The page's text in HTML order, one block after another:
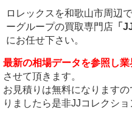
ロレックスを和歌山市周辺
ーグループの買取専門店 「
にお任せ下さい。
最新の相場データを参照し
させて頂きます。
お見積りは無料になります
りましたら是非JJコレクショ